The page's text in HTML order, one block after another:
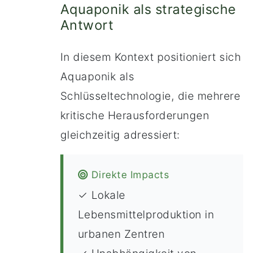
Aquaponik als strategische
Antwort
In diesem Kontext positioniert sich
Aquaponik als
Schlüsseltechnologie, die mehrere
kritische Herausforderungen
gleichzeitig adressiert:
Direkte Impacts
✓ Lokale
Lebensmittelproduktion in
urbanen Zentren